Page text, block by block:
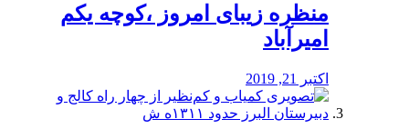
منظره‌‌ زیبای امروز ،کوچه یکم
امیرآباد
اکتبر 21, 2019